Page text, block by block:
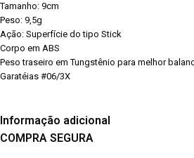
Tamanho: 9cm
Peso: 9,5g
Ação: Superfície do tipo Stick
Corpo em ABS
Peso traseiro em Tungstênio para melhor
Garatéias #06/3X
Informação adicional
COMPRA SEGURA